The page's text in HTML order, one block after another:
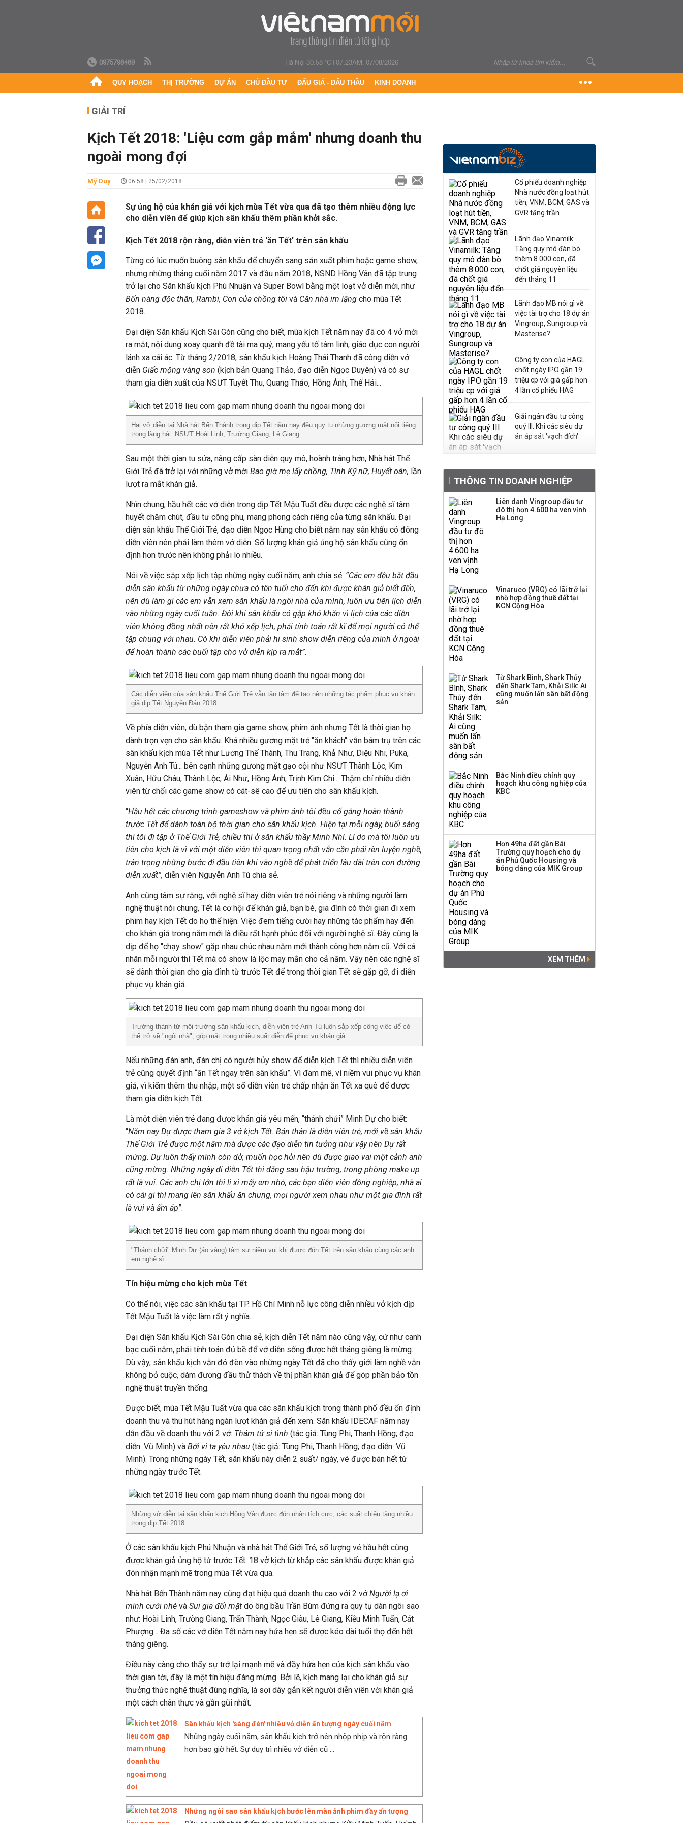
0975798489 Hà Nội 30.58 °C|07:23AM, 07/08/2026
QUY HOẠCH THỊ TRƯỜNG DỰ ÁN CHỦ ĐẦU TƯ ĐẤU GIÁ - ĐẤU THẦU KINH DOANH
GIẢI TRÍ
Kịch Tết 2018: 'Liệu cơm gắp mắm' nhưng doanh thu
ngoài mong đợi
Mỹ Duy 06:58 | 25/02/2018
Sự ủng hộ của khán giả với kịch mùa Tết vừa qua đã tạo thêm nhiều động lực
cho diễn viên để giúp kịch sân khấu thêm phần khởi sắc.
Kịch Tết 2018 rộn ràng, diễn viên trẻ 'ăn Tết' trên sân khấu
Từng có lúc muốn buông sân khấu để chuyển sang sản xuất phim hoặc game show,
nhưng những tháng cuối năm 2017 và đầu năm 2018, NSND Hồng Vân đã tập trung
trở lại cho Sân khấu kịch Phú Nhuận và Super Bowl bằng một loạt vở diễn mới, như
Bốn nàng độc thân, Rambi, Con của chồng tôi và Căn nhà im lặng cho mùa Tết
2018.
Đại diện Sân khấu Kịch Sài Gòn cũng cho biết, mùa kịch Tết năm nay đã có 4 vở mới
ra mắt, nội dung xoay quanh đề tài ma quỷ, mang yếu tố tâm linh, giáo dục con người
lánh xa cái ác. Từ tháng 2/2018, sân khấu kịch Hoàng Thái Thanh đã công diễn vở
diễn Giấc mộng vàng son (kịch bản Quang Thảo, đạo diễn Ngọc Duyên) và có sự
tham gia diễn xuất của NSƯT Tuyết Thu, Quang Thảo, Hồng Ánh, Thế Hải...
Hai vở diễn tại Nhà hát Bến Thành trong dịp Tết năm nay đều quy tụ những gương mặt nổi tiếng
trong làng hài: NSƯT Hoài Linh, Trường Giang, Lê Giang...
Sau một thời gian tu sửa, nâng cấp sàn diễn quy mô, hoành tráng hơn, Nhà hát Thế
Giới Trẻ đã trở lại với những vở mới Bao giờ mẹ lấy chồng, Tình Kỹ nữ, Huyết oán, lần
lượt ra mắt khán giả.
Nhìn chung, hầu hết các vở diễn trong dịp Tết Mậu Tuất đều được các nghệ sĩ tâm
huyết chăm chút, đầu tư công phu, mang phong cách riêng của từng sân khấu. Đại
diện sân khấu Thế Giới Trẻ, đạo diễn Ngọc Hùng cho biết năm nay sân khấu có đông
diễn viên nên phải làm thêm vở diễn. Số lượng khán giả ủng hộ sân khấu cũng ổn
định hơn trước nên không phải lo nhiều.
Nói về việc sắp xếp lịch tập những ngày cuối năm, anh chia sẻ: “Các em đều bắt đầu
diễn sân khấu từ những ngày chưa có tên tuổi cho đến khi được khán giả biết đến,
nên dù làm gì các em vẫn xem sân khấu là ngôi nhà của mình, luôn ưu tiên lịch diễn
vào những ngày cuối tuần. Đôi khi sân khấu có gặp khó khăn vì lịch của các diễn
viên không đồng nhất nên rất khó xếp lịch, phải tính toán rất kĩ để mọi người có thể
tập chung với nhau. Có khi diễn viên phải hi sinh show diễn riêng của mình ở ngoài
để hoàn thành các buổi tập cho vở diễn kịp ra mắt”.
Các diễn viên của sân khấu Thế Giới Trẻ vẫn tận tâm để tạo nên những tác phẩm phục vụ khán
giả dịp Tết Nguyên Đán 2018.
Về phía diễn viên, dù bận tham gia game show, phim ảnh nhưng Tết là thời gian họ
dành trọn vẹn cho sân khấu. Khá nhiều gương mặt trẻ "ăn khách" vẫn bám trụ trên các
sân khấu kịch mùa Tết như Lương Thế Thành, Thu Trang, Khả Như, Diệu Nhi, Puka,
Nguyễn Anh Tú... bên cạnh những gương mặt gạo cội như NSƯT Thành Lộc, Kim
Xuân, Hữu Châu, Thành Lộc, Ái Như, Hồng Ánh, Trịnh Kim Chi... Thậm chí nhiều diễn
viên từ chối các game show có cát-sê cao để ưu tiên cho sân khấu kịch.
“Hầu hết các chương trình gameshow và phim ảnh tôi đều cố gắng hoàn thành
trước Tết để dành toàn bộ thời gian cho sân khấu kịch. Hiện tại mỗi ngày, buổi sáng
thì tôi đi tập ở Thế Giới Trẻ, chiều thì ở sân khấu thầy Minh Nhí. Lí do mà tôi luôn ưu
tiên cho kịch là vì với một diễn viên thì quan trọng nhất vẫn cần phải rèn luyện nghề,
trân trọng những bước đi đầu tiên khi vào nghề để phát triển lâu dài trên con đường
diễn xuất”, diễn viên Nguyễn Anh Tú chia sẻ.
Anh cũng tâm sự rằng, với nghệ sĩ hay diễn viên trẻ nói riêng và những người làm
nghệ thuật nói chung, Tết là cơ hội để khán giả, bạn bè, gia đình có thời gian đi xem
phim hay kịch Tết do họ thể hiện. Việc đem tiếng cười hay những tác phẩm hay đến
cho khán giả trong năm mới là điều rất hạnh phúc đối với người nghệ sĩ. Đây cũng là
dịp để họ "chạy show" gặp nhau chúc nhau năm mới thành công hơn năm cũ. Với cá
nhân mỗi người thì Tết mà có show là lộc may mắn cho cả năm. Vậy nên các nghệ sĩ
sẽ dành thời gian cho gia đình từ trước Tết để trong thời gian Tết sẽ gặp gỡ, đi diễn
phục vụ khán giả.
Trưởng thành từ môi trường sân khấu kịch, diễn viên trẻ Anh Tú luôn sắp xếp công việc để có
thể trở về "ngôi nhà", góp mặt trong nhiều suất diễn để phục vụ khán giả.
Nếu những đàn anh, đàn chị có người hủy show để diễn kịch Tết thì nhiều diễn viên
trẻ cũng quyết định “ăn Tết ngay trên sân khấu”. Vì đam mê, vì niềm vui phục vụ khán
giả, vì kiếm thêm thu nhập, một số diễn viên trẻ chấp nhận ăn Tết xa quê để được
tham gia diễn kịch Tết.
Là một diễn viên trẻ đang được khán giả yêu mến, “thánh chửi” Minh Dự cho biết:
“Năm nay Dự được tham gia 3 vở kịch Tết. Bản thân là diễn viên trẻ, mới về sân khấu
Thế Giới Trẻ được một năm mà được các đạo diễn tin tưởng như vậy nên Dự rất
mừng. Dự luôn thấy mình còn dở, muốn học hỏi nên dù được giao vai một cảnh anh
cũng mừng. Những ngày đi diễn Tết thì đằng sau hậu trường, trong phòng make up
rất là vui. Các anh chị lớn thì lì xì mấy em nhỏ, các bạn diễn viên đồng nghiệp, nhà ai
có cái gì thì mang lên sân khấu ăn chung, mọi người xem nhau như một gia đình rất
là vui và ấm áp”.
"Thánh chửi" Minh Dự (áo vàng) tâm sự niềm vui khi được đón Tết trên sân khấu cùng các anh
em nghệ sĩ.
Tín hiệu mừng cho kịch mùa Tết
Có thể nói, việc các sân khấu tại TP. Hồ Chí Minh nỗ lực công diễn nhiều vở kịch dịp
Tết Mậu Tuất là việc làm rất ý nghĩa.
Đại diện Sân khấu Kịch Sài Gòn chia sẻ, kịch diễn Tết năm nào cũng vậy, cứ như canh
bạc cuối năm, phải tính toán đủ bề để vở diễn sống được hết tháng giêng là mừng.
Dù vậy, sân khấu kịch vẫn đỏ đèn vào những ngày Tết đã cho thấy giới làm nghề vẫn
không bỏ cuộc, dám đương đầu thử thách về thị phần khán giả để góp phần bảo tồn
nghệ thuật truyền thống.
Được biết, mùa Tết Mậu Tuất vừa qua các sân khấu kịch trong thành phố đều ổn định
doanh thu và thu hút hàng ngàn lượt khán giả đến xem. Sân khấu IDECAF năm nay
dẫn đầu về doanh thu với 2 vở: Thám tử si tình (tác giả: Tùng Phi, Thanh Hồng; đạo
diễn: Vũ Minh) và Bởi vì ta yêu nhau (tác giả: Tùng Phi, Thanh Hồng; đạo diễn: Vũ
Minh). Trong những ngày Tết, sân khấu này diễn 2 suất/ ngày, vé được bán hết từ
những ngày trước Tết.
Những vở diễn tại sân khấu kịch Hồng Vân được đón nhận tích cực, các suất chiếu tăng nhiều
trong dịp Tết 2018.
Ở các sân khấu kịch Phú Nhuận và nhà hát Thế Giới Trẻ, số lượng vé hầu hết cũng
được khán giả ủng hộ từ trước Tết. 18 vở kịch từ khắp các sân khấu được khán giả
đón nhận mạnh mẽ trong mùa Tết vừa qua.
Nhà hát Bến Thành năm nay cũng đạt hiệu quả doanh thu cao với 2 vởNgười lạ ơi
mình cưới nhé và Sui gia đối mặt do ông bầu Trần Bùm đứng ra quy tụ dàn ngôi sao
như: Hoài Linh, Trường Giang, Trấn Thành, Ngọc Giàu, Lê Giang, Kiều Minh Tuấn, Cát
Phượng... Đa số các vở diễn Tết năm nay hứa hẹn sẽ được kéo dài tuổi thọ đến hết
tháng giêng.
Điều này càng cho thấy sự trở lại mạnh mẽ và đầy hứa hẹn của kịch sân khấu vào
thời gian tới, đây là một tín hiệu đáng mừng. Bởi lẽ, kịch mang lại cho khán giả sự
thưởng thức nghệ thuật đúng nghĩa, là sợi dây gắn kết người diễn viên với khán giả
một cách chân thực và gần gũi nhất.
Sân khấu kịch 'sáng đèn' nhiều vở diễn ấn tượng ngày cuối năm
Những ngày cuối năm, sân khấu kịch trở nên nhộp nhịp và rộn ràng
hơn bao giờ hết. Sự duy trì nhiều vở diễn cũ ...
Những ngôi sao sân khấu kịch bước lên màn ảnh phim đầy ấn tượng
Cổ phiếu doanh nghiệp
Nhà nước đồng loạt hút
tiền, VNM, BCM, GAS và
GVR tăng trần
Lãnh đạo Vinamilk:
Tăng quy mô đàn bò
thêm 8.000 con, đã
chốt giá nguyên liệu
đến tháng 11
Lãnh đạo MB nói gì về
việc tài trợ cho 18 dự án
Vingroup, Sungroup và
Masterise?
Công ty con của HAGL
chốt ngày IPO gần 19
triệu cp với giá gấp hơn
4 lần cổ phiếu HAG
Giải ngân đầu tư công
quý III: Khi các siêu dự
án áp sát 'vạch đích'
triển quỹ hưu trí: Từ tiết
kiệm gia đình thành
nguồn cấp vốn dài hạn
và kinh nghiệm từ
Malaysia
Iran xem xét cấm tàu
VPBankS xin từ nhiệm
THÔNG TIN DOANH NGHIỆP
Liên danh Vingroup đầu tư
đô thị hơn 4.600 ha ven vịnh
Hạ Long
Vinaruco (VRG) có lãi trở lại
nhờ hợp đồng thuê đất tại
KCN Cộng Hòa
Từ Shark Bình, Shark Thủy
đến Shark Tam, Khải Silk: Ai
cũng muốn lấn sân bất động
sản
Bắc Ninh điều chỉnh quy
hoạch khu công nghiệp của
KBC
Hơn 49ha đất gần Bãi
Trường quy hoạch cho dự
án Phú Quốc Housing và
bóng dáng của MIK Group
XEM THÊM